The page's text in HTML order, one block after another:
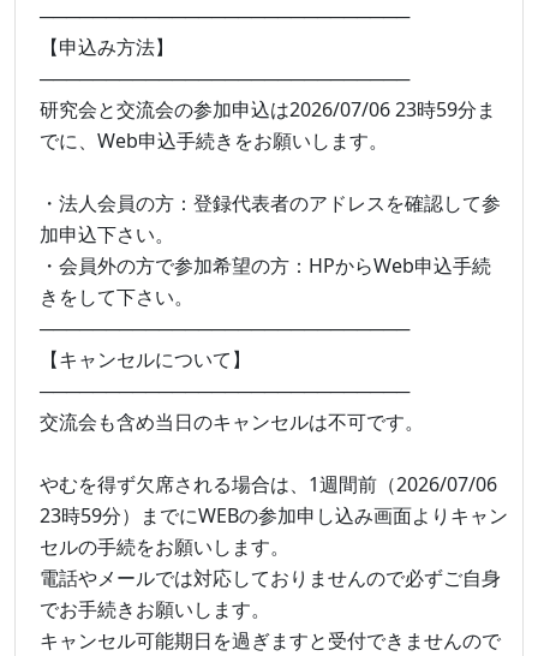
────────────────────────────
【申込み方法】
────────────────────────────
研究会と交流会の参加申込は2026/07/06 23時59分ま
でに、Web申込手続きをお願いします。
・法人会員の方：登録代表者のアドレスを確認して参
加申込下さい。
・会員外の方で参加希望の方：HPからWeb申込手続
きをして下さい。
────────────────────────────
【キャンセルについて】
────────────────────────────
交流会も含め当日のキャンセルは不可です。
やむを得ず欠席される場合は、1週間前（2026/07/06
23時59分）までにWEBの参加申し込み画面よりキャン
セルの手続をお願いします。
電話やメールでは対応しておりませんので必ずご自身
でお手続きお願いします。
キャンセル可能期日を過ぎますと受付できませんので